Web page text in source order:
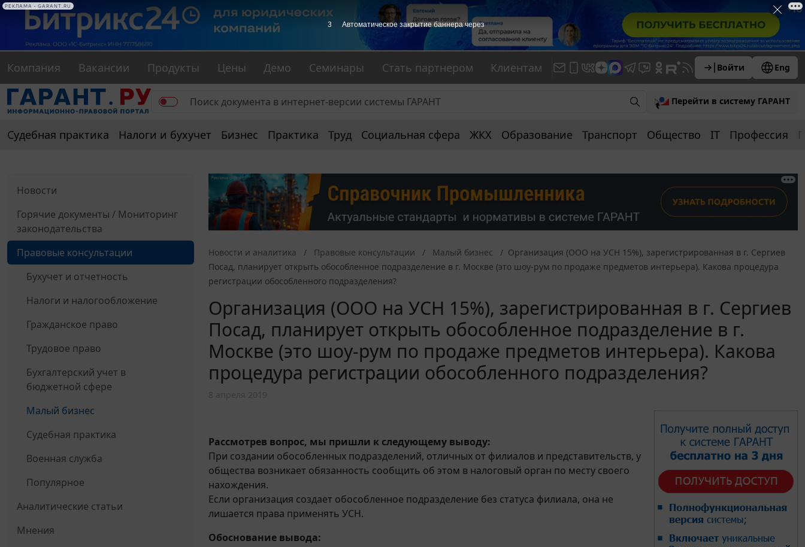
Компания Вакансии Продукты Цены Демо Семинары Стать партнером Клиентам Войти Eng
Перейти в систему ГАРАНТ
Судебная практика Налоги и бухучет Бизнес Практика Труд Социальная сфера ЖКХ Образование Транспорт Общество IT Профессия
Новости
Горячие документы / Мониторинг
законодательства
Правовые консультации
Бухучет и отчетность
Налоги и налогообложение
Гражданское право
Трудовое право
Бухгалтерский учет в
бюджетной сфере
Малый бизнес
Судебная практика
Военная служба
Популярное
Аналитические статьи
Мнения
Новости и аналитика Правовые консультации Малый бизнес
Организация (ООО на УСН 15%), зарегистрированная в г. Сергиев
Посад, планирует открыть обособленное подразделение в г. Москве (это шоу-рум по продаже предметов интерьера). Какова процедура
регистрации обособленного подразделения?
Организация (ООО на УСН 15%), зарегистрированная в г. Сергиев
Посад, планирует открыть обособленное подразделение в г.
Москве (это шоу-рум по продаже предметов интерьера). Какова
процедура регистрации обособленного подразделения?
Рассмотрев вопрос, мы пришли к следующему выводу:
При создании обособленных подразделений, отличных от филиалов и представительств, у
общества возникает обязанность сообщить об этом в налоговый орган по месту своего
нахождения.
Если организация создает обособленное подразделение без статуса филиала, она не
лишается права применять УСН.
Обоснование вывода:
2 Автоматическое закрытие баннера через
РЕКЛАМА • GARANT.RU